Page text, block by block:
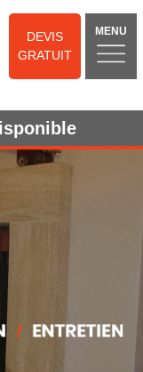
DEVIS
GRATUIT
MENU